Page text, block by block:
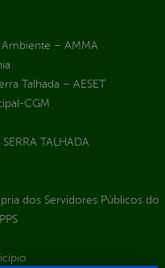
– AMMA
Talhada – AESET
CGM
TALHADA
dos Servidores Públicos do